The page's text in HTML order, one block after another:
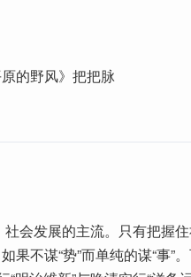
的野风》把把脉
社会发展的主流。只有把握
不谋“势”而单纯的谋“事”